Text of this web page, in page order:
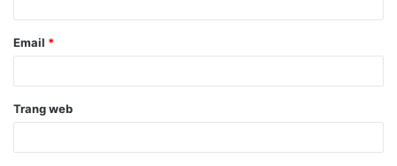
Email *
Trang web